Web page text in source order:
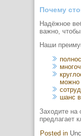
Почему
Надёжное
важно,
Наши
можно
шанс
Заходите на
предлагает
Posted in